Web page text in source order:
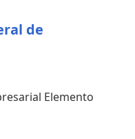
de
Elemento